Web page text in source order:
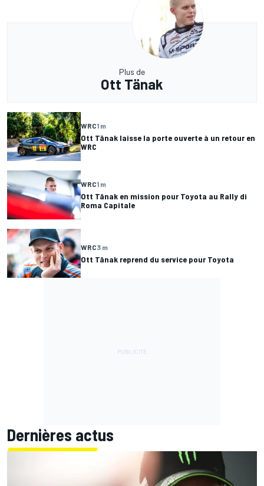
Plus de
Ott Tänak
WRC1 m
Ott Tänak laisse la porte ouverte à un retour en
WRC
WRC1 m
Ott Tänak en mission pour Toyota au Rally di
Roma Capitale
WRC3 m
Ott Tänak reprend du service pour Toyota
Dernières actus